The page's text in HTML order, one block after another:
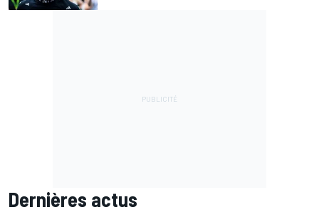
Dernières actus